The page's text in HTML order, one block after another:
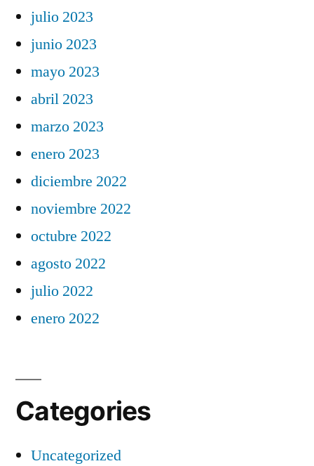
julio 2023
junio 2023
mayo 2023
abril 2023
marzo 2023
enero 2023
diciembre 2022
noviembre 2022
octubre 2022
agosto 2022
julio 2022
enero 2022
Categories
Uncategorized